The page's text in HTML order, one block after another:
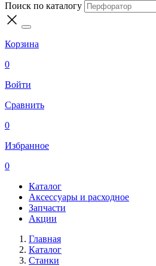
Поиск по каталогу
Корзина
0
Войти
Сравнить
0
Избранное
0
Каталог
Аксессуары и расходное
Запчасти
Акции
Главная
Каталог
Станки